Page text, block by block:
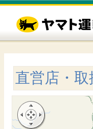
直営店・